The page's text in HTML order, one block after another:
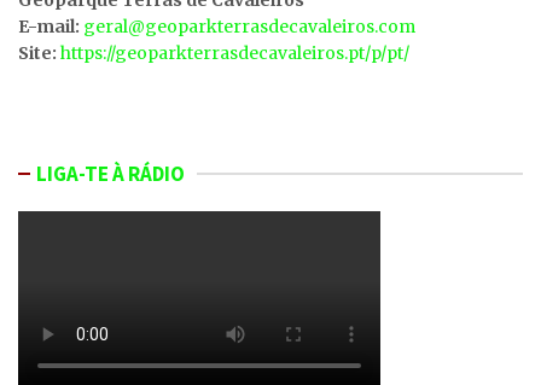
E-mail: geral@geoparkterrasdecavaleiros.com
Site: https://geoparkterrasdecavaleiros.pt/p/pt/
LIGA-TE À RÁDIO